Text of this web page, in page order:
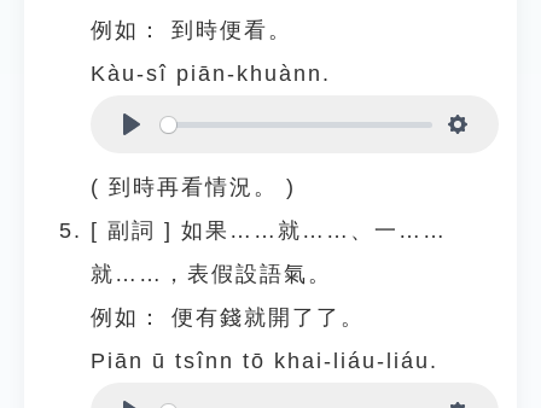
例如：
到時便看。
Kàu-sî piān-khuànn.
( 到時再看情況。 )
[ 副詞 ] 如果……就……、一……
就……，表假設語氣。
例如：
便有錢就開了了。
Piān ū tsînn tō khai-liáu-liáu.